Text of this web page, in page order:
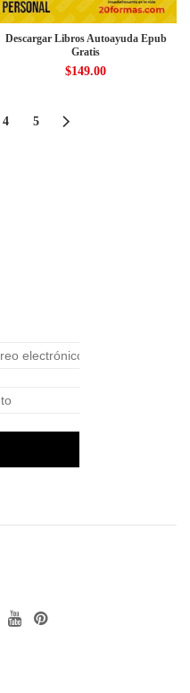
Descargar Libros Autoayuda Epub
Gratis
$149.00
4 5